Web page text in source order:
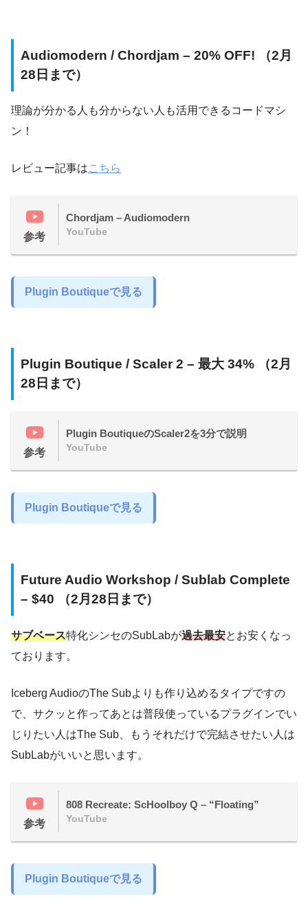
Audiomodern / Chordjam – 20% OFF! （2月
28日まで）
理論が分かる人も分からない人も活用できるコードマシ
ン！
レビュー記事はこちら
参考
Chordjam – Audiomodern
YouTube
Plugin Boutiqueで見る
Plugin Boutique / Scaler 2 – 最大 34% （2月
28日まで）
参考
Plugin BoutiqueのScaler2を3分で説明
YouTube
Plugin Boutiqueで見る
Future Audio Workshop / Sublab Complete
– $40 （2月28日まで）
サブベース特化シンセのSubLabが過去最安とお安くなっ
ております。
Iceberg AudioのThe Subよりも作り込めるタイプですの
で、サクッと作ってあとは普段使っているプラグインでい
じりたい人はThe Sub、もうそれだけで完結させたい人は
SubLabがいいと思います。
参考
808 Recreate: ScHoolboy Q – “Floating”
YouTube
Plugin Boutiqueで見る